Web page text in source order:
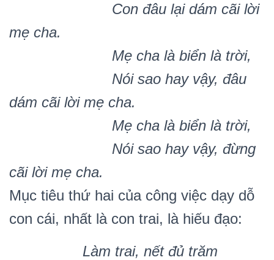
Con đâu lại dám cãi lời
mẹ cha.
Mẹ cha là biển là trời,
Nói sao hay vậy, đâu
dám cãi lời mẹ cha.
Mẹ cha là biển là trời,
Nói sao hay vậy, đừng
cãi lời mẹ cha.
Mục tiêu thứ hai của công việc dạy dỗ
con cái, nhất là con trai, là hiếu đạo:
Làm trai, nết đủ trăm